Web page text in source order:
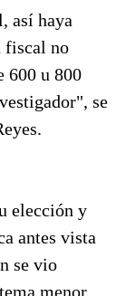
así haya
fiscal no
600 u 800
se
elección y
antes vista
se vio
menor,